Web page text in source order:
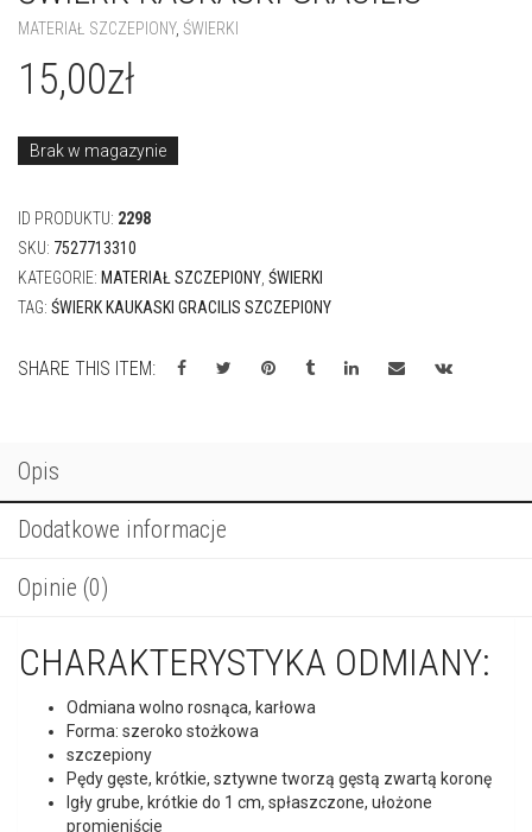
SKU:7527713310
TAG:ŚWIERK KAUKASKI GRACILIS SZCZEPIONY
SHARE THIS ITEM:
Opis
Dodatkowe informacje
CHARAKTERYSTYKA ODMIANY:
Odmiana wolno rosnąca, karłowa
szczepiony
promieniście
Polecana do ogrodów skalnych i wrzosowiskowych
Lubi miejsca słoneczne lub lekko zacienione
Najlepiej rośnie na żyznym, wilgotnym podłożu
CHARAKTERYSTYKA